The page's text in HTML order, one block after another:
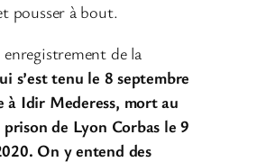
pousser à bout.
enregistrement de la
s’est tenu le 8 septembre
à Idir Mederess, mort au
de Lyon Corbas le 9
On y entend des